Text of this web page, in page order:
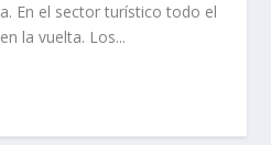
En el sector turístico todo el
la vuelta. Los...